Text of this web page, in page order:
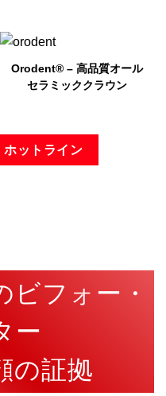
Orodent® – 高品質オール
セラミッククラウン
ホットライン
ビフォー・
ー
の証拠